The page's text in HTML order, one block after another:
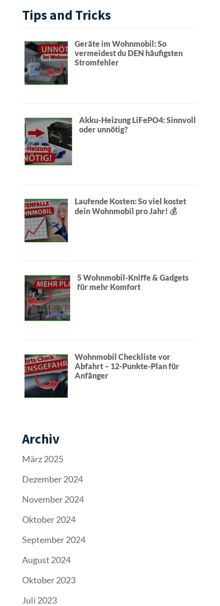
Tips and Tricks
Geräte im Wohnmobil: So
vermeidest du DEN häufigsten
Stromfehler
Akku-Heizung LiFePO4: Sinnvoll
oder unnötig?
Laufende Kosten: So viel kostet
dein Wohnmobil pro Jahr! 💰
5 Wohnmobil-Kniffe & Gadgets
für mehr Komfort
Wohnmobil Checkliste vor
Abfahrt – 12-Punkte-Plan für
Anfänger
Archiv
März 2025
Dezember 2024
November 2024
Oktober 2024
September 2024
August 2024
Oktober 2023
Juli 2023